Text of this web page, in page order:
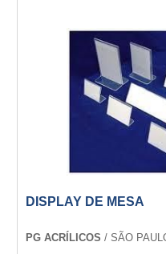
uso em mesas de
outros ambientes. Se
um display em acrílico
conferir as opções
DISPLAY DE MESA
PG ACRÍLICOS/ SÃO